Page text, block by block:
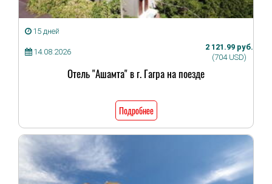
15 дней
14.08.2026
2 121.99 руб.
(704 USD)
Отель "Ашамта" в г. Гагра на поезде
Подробнее